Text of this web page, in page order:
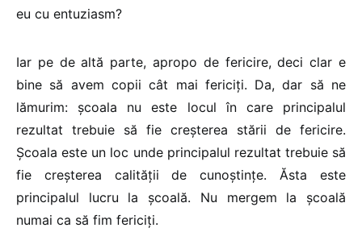
eu cu entuziasm?
Iar pe de altă parte, apropo de fericire, deci clar e
bine să avem copii cât mai fericiți. Da, dar să ne
lămurim: școala nu este locul în care principalul
rezultat trebuie să fie creșterea stării de fericire.
Școala este un loc unde principalul rezultat trebuie să
fie creșterea calității de cunoștințe. Ăsta este
principalul lucru la școală. Nu mergem la școală
numai ca să fim fericiți.